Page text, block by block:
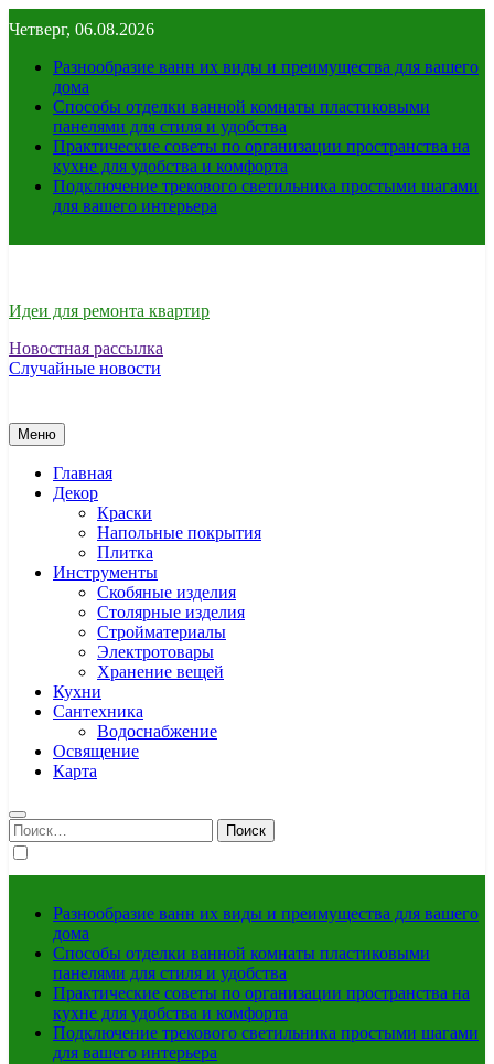
к
содержимому
Четверг, 06.08.2026
Разнообразие ванн их виды и преимущества для вашего
дома
Способы отделки ванной комнаты пластиковыми
панелями для стиля и удобства
Практические советы по организации пространства на
кухне для удобства и комфорта
Подключение трекового светильника простыми шагами
для вашего интерьера
Идеи для ремонта квартир
Новостная рассылка
Случайные новости
Меню
Главная
Декор
Краски
Напольные покрытия
Плитка
Инструменты
Скобяные изделия
Столярные изделия
Стройматериалы
Электротовары
Хранение вещей
Кухни
Сантехника
Водоснабжение
Освящение
Карта
Найти:
Разнообразие ванн их виды и преимущества для вашего
дома
Способы отделки ванной комнаты пластиковыми
панелями для стиля и удобства
Практические советы по организации пространства на
кухне для удобства и комфорта
Подключение трекового светильника простыми шагами
для вашего интерьера